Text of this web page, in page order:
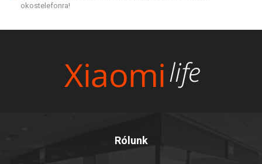
okostelefonra!
Rólunk